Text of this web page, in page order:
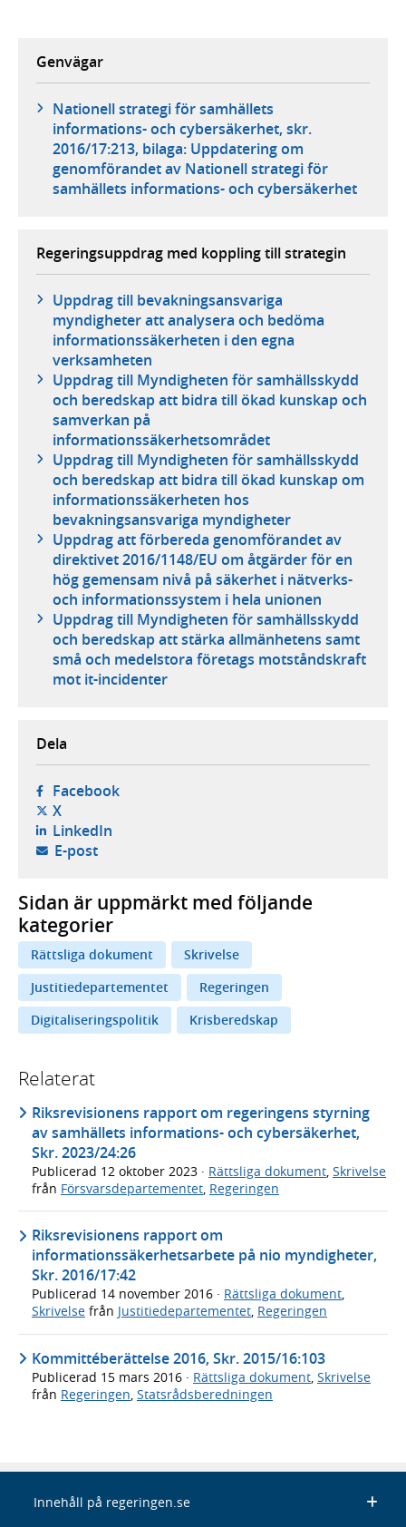
Genvägar
Nationell strategi för samhällets
informations- och cybersäkerhet, skr.
2016/17:213, bilaga: Uppdatering om
genomförandet av Nationell strategi för
samhällets informations- och cybersäkerhet
Regeringsuppdrag med koppling till strategin
Uppdrag till bevakningsansvariga
myndigheter att analysera och bedöma
informationssäkerheten i den egna
verksamheten
Uppdrag till Myndigheten för samhällsskydd
och beredskap att bidra till ökad kunskap och
samverkan på
informationssäkerhetsområdet
Uppdrag till Myndigheten för samhällsskydd
och beredskap att bidra till ökad kunskap om
informationssäkerheten hos
bevakningsansvariga myndigheter
Uppdrag att förbereda genomförandet av
direktivet 2016/1148/EU om åtgärder för en
hög gemensam nivå på säkerhet i nätverks-
och informationssystem i hela unionen
Uppdrag till Myndigheten för samhällsskydd
och beredskap att stärka allmänhetens samt
små och medelstora företags motståndskraft
mot it-incidenter
Dela
Facebook- öppnas i ny flik, extern webbplats,
X- öppnas i ny flik, extern webbplats,
LinkedIn- öppnas i ny flik, extern webbplats,
E-post- öppnar din e-postklient,
Sidan är uppmärkt med följande
kategorier
Rättsliga dokument
Skrivelse
Justitiedepartementet
Regeringen
Digitaliseringspolitik
Krisberedskap
Relaterat
Riksrevisionens rapport om regeringens styrning
av samhällets informations- och cybersäkerhet,
Skr. 2023/24:26
Publicerad 12 oktober 2023 · Rättsliga dokument Skrivelse
från Försvarsdepartementet Regeringen
Riksrevisionens rapport om
informationssäkerhetsarbete på nio myndigheter,
Skr. 2016/17:42
Publicerad 14 november 2016 · Rättsliga dokument,
Skrivelse från Justitiedepartementet, Regeringen
Kommittéberättelse 2016, Skr. 2015/16:103
Publicerad 15 mars 2016 · Rättsliga dokument, Skrivelse
från Regeringen, Statsrådsberedningen
Innehåll på regeringen.se